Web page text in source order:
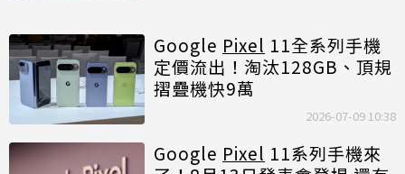
Google Pixel 11全系列手機
定價流出！淘汰128GB、頂規
摺疊機快9萬
2026-07-09 10:38
Google Pixel 11系列手機來